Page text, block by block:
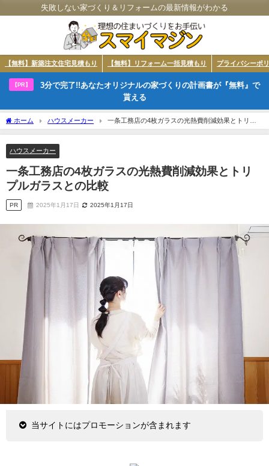
失敗しない家づくり＆リフォームの最新情報がわかる
【無料】新築注文住宅見積もり 【無料】リフォーム一括見積もり プライバシーポ
【PR】
3分で完了!!あなたオリジナルの家づくりの計画書が『無料』で
貰える
ホーム ハウスメーカー
一条工務店の4枚ガラスの光熱費削減効果とトリプ
ルガラスとの比較
ハウスメーカー
一条工務店の4枚ガラスの光熱費削減効果とトリ
プルガラスとの比較
PR 2025年1月17日 2025年1月17日
当サイトにはプロモーションが含まれます